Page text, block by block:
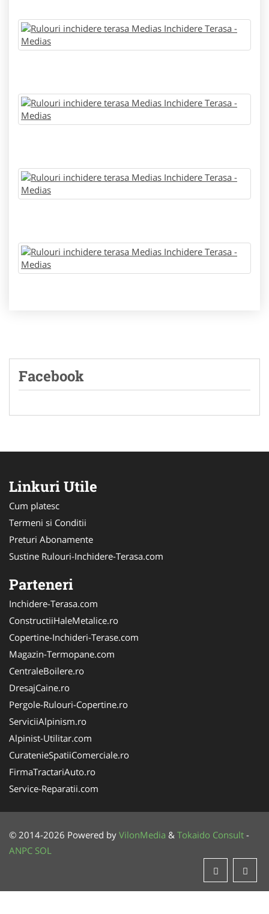
Facebook
Linkuri Utile
Cum platesc
Termeni si Conditii
Preturi Abonamente
Sustine Rulouri-Inchidere-Terasa.com
Parteneri
Inchidere-Terasa.com
ConstructiiHaleMetalice.ro
Copertine-Inchideri-Terase.com
Magazin-Termopane.com
CentraleBoilere.ro
DresajCaine.ro
Pergole-Rulouri-Copertine.ro
ServiciiAlpinism.ro
Alpinist-Utilitar.com
CuratenieSpatiiComerciale.ro
FirmaTractariAuto.ro
Service-Reparatii.com
© 2014-2026 Powered by VilonMedia & Tokaido Consult -
ANPC SOL